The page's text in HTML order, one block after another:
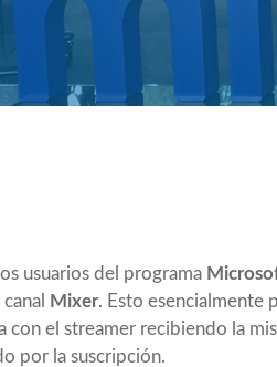
usuarios del programa
Mixer. Esto esencialmente
con el streamer recibiendo la
por la suscripción.